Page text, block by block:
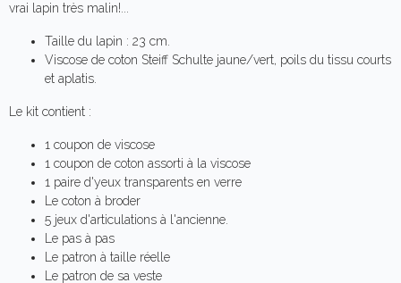
vrai lapin très malin!...
Taille du lapin : 23 cm.
Viscose de coton Steiff Schulte jaune/vert, poils du tissu courts
et aplatis.
Le kit contient :
1 coupon de viscose
1 coupon de coton assorti à la viscose
1 paire d'yeux transparents en verre
Le coton à broder
5 jeux d'articulations à l'ancienne.
Le pas à pas
Le patron à taille réelle
Le patron de sa veste